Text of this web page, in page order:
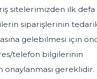
sitelerimizden ilk defa
siparişlerinin
gelebilmesi için
telefon bilgilerinin
gereklidir.